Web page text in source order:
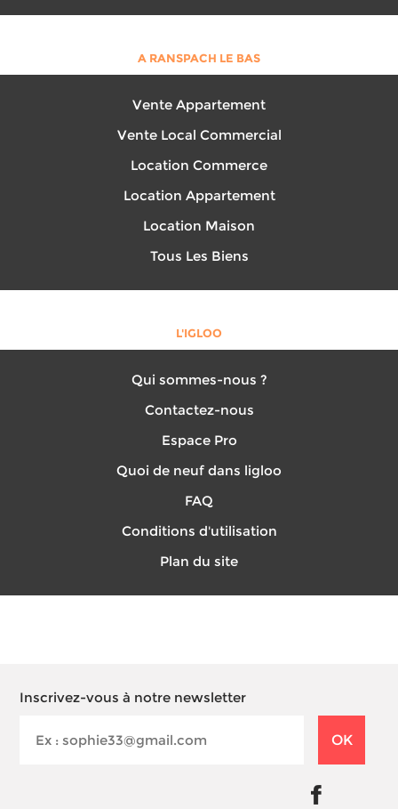
A RANSPACH LE BAS
Vente Appartement
Vente Local Commercial
Location Commerce
Location Appartement
Location Maison
Tous Les Biens
L'IGLOO
Qui sommes-nous ?
Contactez-nous
Espace Pro
Quoi de neuf dans ligloo
FAQ
Conditions d'utilisation
Plan du site
Inscrivez-vous à notre newsletter